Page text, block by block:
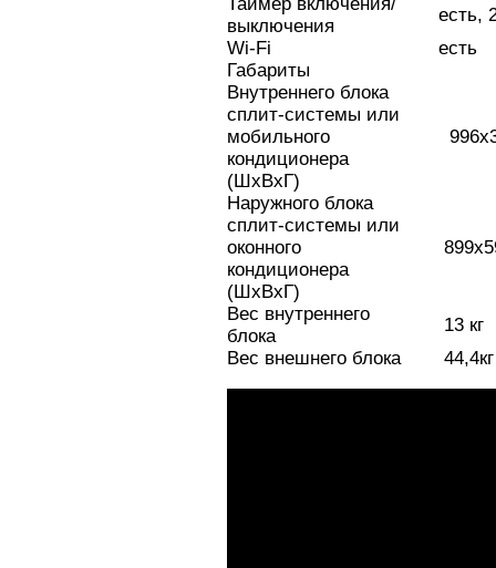
выключения
есть,
Wi-Fi
есть
Габариты
Внутреннего блока
сплит-системы или
мобильного
кондиционера
(ШxВxГ)
Наружного блока
сплит-системы или
оконного
кондиционера
(ШxВxГ)
Вес внутреннего
блока
13 кг
Вес внешнего блока
44,4кг